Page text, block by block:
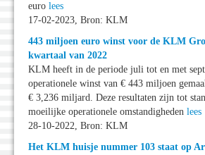
euro lees
17-02-2023, Bron: KLM
443 miljoen euro winst voor de KLM
kwartaal van 2022
KLM heeft in de periode juli tot en met
operationele winst van € 443 miljoen
€ 3,236 miljard. Deze resultaten zijn tot
moeilijke operationele omstandigheden lees
28-10-2022, Bron: KLM
Het KLM huisje nummer 103 staat op